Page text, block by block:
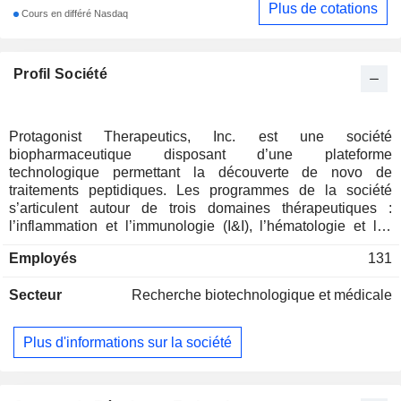
Profil Société
Protagonist Therapeutics, Inc. est une société
biopharmaceutique disposant d’une plateforme
technologique permettant la découverte de novo de
traitements peptidiques. Les programmes de la société
s’articulent autour de trois domaines thérapeutiques :
l’inflammation et l’immunologie (I&I), l’hématologie et les
précliniques ciblent des cibles validées sur le plan
peptidique oral de l'IL-17 PN-881, le peptide agoniste triple
PN-458, le mimétique fonctionnel oral de l'hepcidine à petite
molécule PN-8047, ainsi que les programmes sur l'IL-4 et
Employés 131
Secteur Recherche biotechnologique et médicale
Plus d'informations sur la société
Cours en différé Nasdaq Plus de cotations